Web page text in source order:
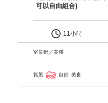
可以自由組合)
11小時
富良野／美瑛
賞景 自然 美食